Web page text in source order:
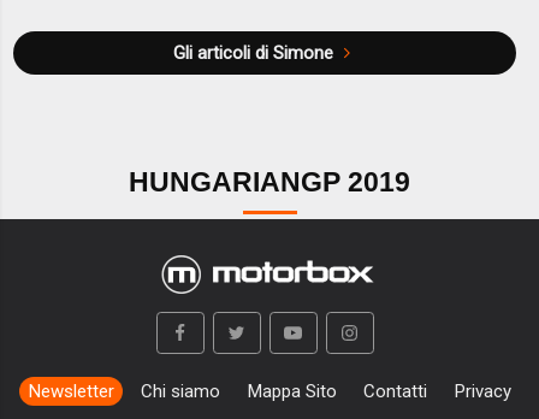
Gli articoli di Simone
HUNGARIANGP 2019
Newsletter Chi siamo Mappa Sito Contatti
Privacy